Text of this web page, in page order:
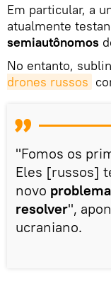
Em particular, a
atualmente
semiautônomos
No entanto,
drones russos
"Fomos os
Eles [russos]
novo
resolver",
ucraniano.